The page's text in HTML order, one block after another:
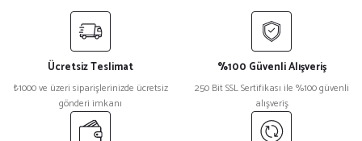
Ücretsiz Teslimat
₺1000 ve üzeri siparişlerinizde ücretsiz
gönderi imkanı
%100 Güvenli Alışveriş
250 Bit SSL Sertifikası ile %100 güvenli
alışveriş